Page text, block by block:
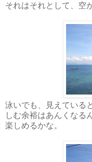
それはそれとして、空
泳いでも、見えている
しむ余裕はあんくなる
楽しめるかな。